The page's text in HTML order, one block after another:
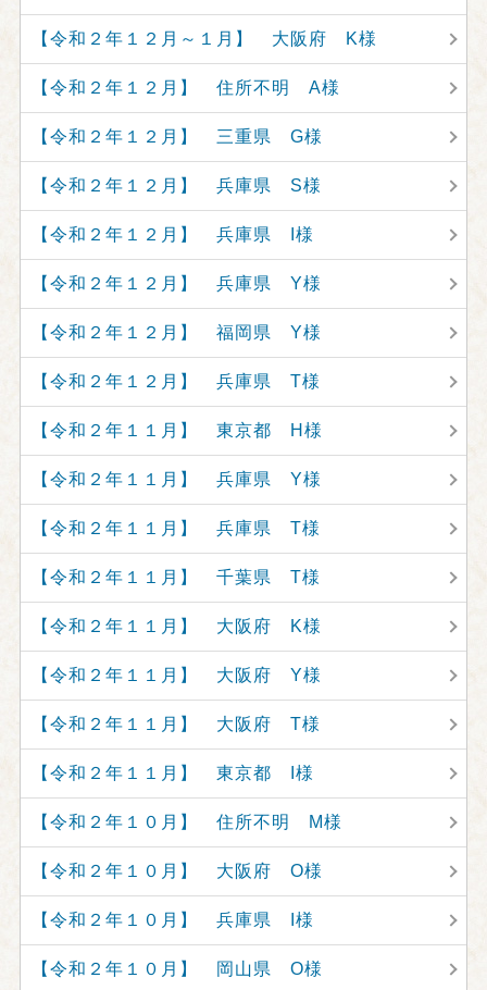
【令和２年１２月～１月】 大阪府 K様
【令和２年１２月】 住所不明 A様
【令和２年１２月】 三重県 G様
【令和２年１２月】 兵庫県 S様
【令和２年１２月】 兵庫県 I様
【令和２年１２月】 兵庫県 Y様
【令和２年１２月】 福岡県 Y様
【令和２年１２月】 兵庫県 T様
【令和２年１１月】 東京都 H様
【令和２年１１月】 兵庫県 Y様
【令和２年１１月】 兵庫県 T様
【令和２年１１月】 千葉県 T様
【令和２年１１月】 大阪府 K様
【令和２年１１月】 大阪府 Y様
【令和２年１１月】 大阪府 T様
【令和２年１１月】 東京都 I様
【令和２年１０月】 住所不明 M様
【令和２年１０月】 大阪府 O様
【令和２年１０月】 兵庫県 I様
【令和２年１０月】 岡山県 O様